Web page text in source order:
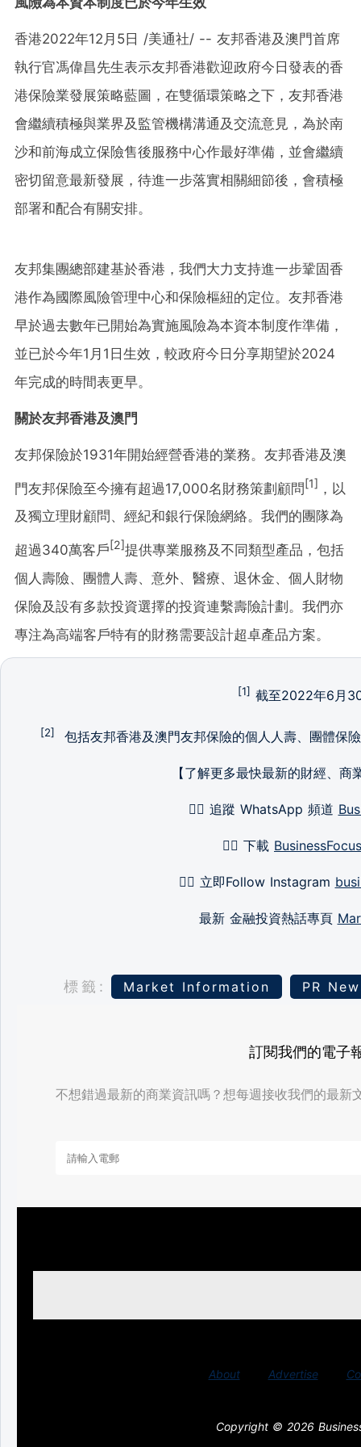
香港2022年12月5日 /美通社/ -- 友邦香港及澳門首席
執行官馮偉昌先生表示友邦香港歡迎政府今日發表的香
港保險業發展策略藍圖，在雙循環策略之下，友邦香港
會繼續積極與業界及監管機構溝通及交流意見，為於南
沙和前海成立保險售後服務中心作最好準備，並會繼續
密切留意最新發展，待進一步落實相關細節後，會積極
部署和配合有關安排。
友邦集團總部建基於香港，我們大力支持進一步鞏固香
港作為國際風險管理中心和保險樞紐的定位。友邦香港
早於過去數年已開始為實施風險為本資本制度作準備，
並已於今年1月1日生效，較政府今日分享期望於2024
年完成的時間表更早。
關於友邦香港及澳門
友邦保險於1931年開始經營香港的業務。友邦香港及澳
門友邦保險至今擁有超過17,000名財務策劃顧問[1] ，以
及獨立理財顧問、經紀和銀行保險網絡。我們的團隊為
超過340萬客戶[2]提供專業服務及不同類型產品，包括
個人壽險、團體人壽、意外、醫療、退休金、個人財物
保險及設有多款投資選擇的投資連繫壽險計劃。我們亦
專注為高端客戶特有的財務需要設計超卓產品方案。
[1] 截至2022年6月
[2] 包括友邦香港及澳門友邦保險的個人人壽、團體保
【了解更多最快最新的財經、商
👉🏻 追蹤 WhatsApp 頻道
👉🏻 下載
👉🏻 立即Follow Instagram
最新 金融投資熱話專頁
標籤: Market Information PR
訂閱我們的電子
不想錯過最新的商業資訊嗎？想每週接收我們的最新
About Advertise
Copyright © 2026